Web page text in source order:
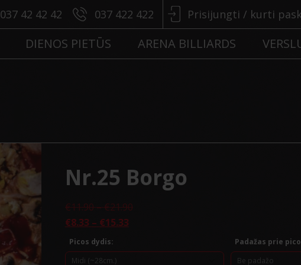
037 42 42 42 037 422 422 Prisijungti / kurti
DIENOS PIETŪS ARENA BILLIARDS
Nr.25 Borgo
€11.90–€21.90Price
through
€8.33 – €15.33Price
€8.33
Picos dydis: Padažas prie